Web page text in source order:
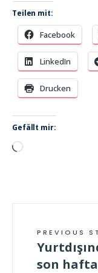
Teilen mit:
Facebook
LinkedIn
Drucken
Gefällt mir:
Wird
PREVIOUS
son